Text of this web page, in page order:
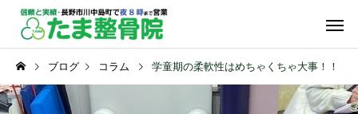
ブログ コラム 学童期の柔軟性はめちゃくちゃ大事！！